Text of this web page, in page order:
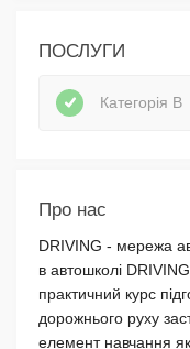
ПОСЛУГИ
Категорія В
Про нас
DRIVING - мережа
в автошколі
практичний курс
дорожнього руху
елемент навчання